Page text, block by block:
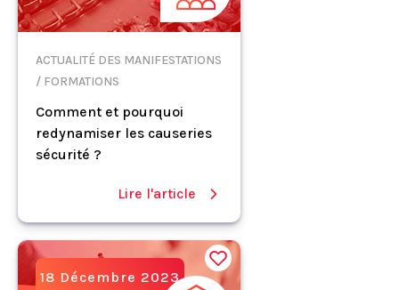
ACTUALITÉ DES MANIFESTATIONS
/ FORMATIONS
Comment et pourquoi
redynamiser les causeries
sécurité ?
Lire l'article
18 Décembre 2023